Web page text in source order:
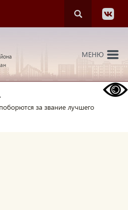
МЕНЮ
за звание лучшего